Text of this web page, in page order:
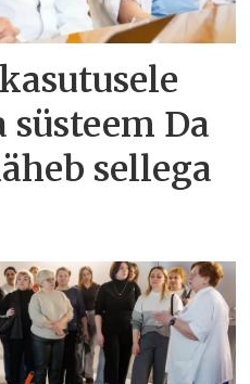
Da
sellega